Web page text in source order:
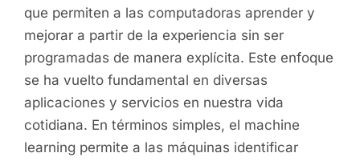
que permiten a las computadoras aprender y
mejorar a partir de la experiencia sin ser
programadas de manera explícita. Este enfoque
se ha vuelto fundamental en diversas
aplicaciones y servicios en nuestra vida
cotidiana. En términos simples, el machine
learning permite a las máquinas identificar